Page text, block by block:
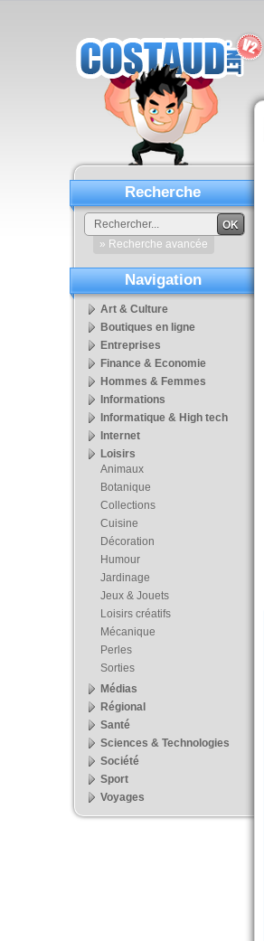
Recherche
OK
» Recherche avancée
Navigation
Art & Culture
Boutiques en ligne
Entreprises
Finance & Economie
Hommes & Femmes
Informations
Informatique & High tech
Internet
Loisirs
Animaux
Botanique
Collections
Cuisine
Décoration
Humour
Jardinage
Jeux & Jouets
Loisirs créatifs
Mécanique
Perles
Sorties
Médias
Régional
Santé
Sciences & Technologies
Société
Sport
Voyages